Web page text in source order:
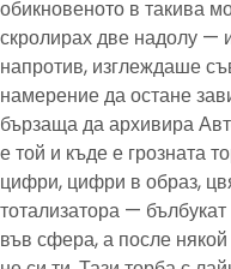
обикновеното в такива
скролирах две надолу —
напротив, изглеждаше
намерение да остане
бързаща да архивира
е той и къде е грозната
цифри, цифри в образ,
тотализатора —
във сфера, а после